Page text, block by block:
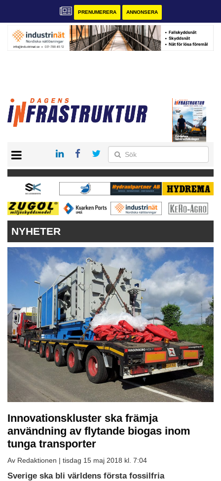
PRENUMERERA ANNONSERA
KONTAKT
VÅRA ANDRA MAGASIN
PRENUMERERA
ANNONSERA
NYHETER
Innovationskluster ska främja
användning av flytande biogas inom
tunga transporter
Av Redaktionen | tisdag 15 maj 2018 kl. 7:04
Sverige ska bli världens första fossilfria